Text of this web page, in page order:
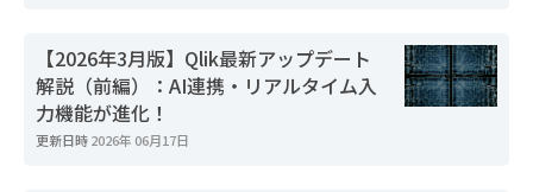
【2026年3月版】Qlik最新アップデート
解説（前編）：AI連携・リアルタイム入
力機能が進化！
更新日時2026年 06月17日